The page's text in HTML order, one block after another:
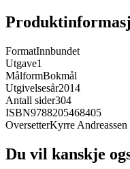
FormatInnbundet
Utgave1
MålformBokmål
Utgivelsesår2014
Antall sider304
ISBN9788205468405
OversetterKyrre Andreassen
Du vil kanskje